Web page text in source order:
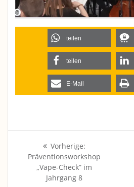
teilen
teilen
E-Mail
Beitragsnavigation
Vorherige:Vorheriger
Beitrag:
Präventionsworkshop
„Vape-Check” im
Jahrgang 8